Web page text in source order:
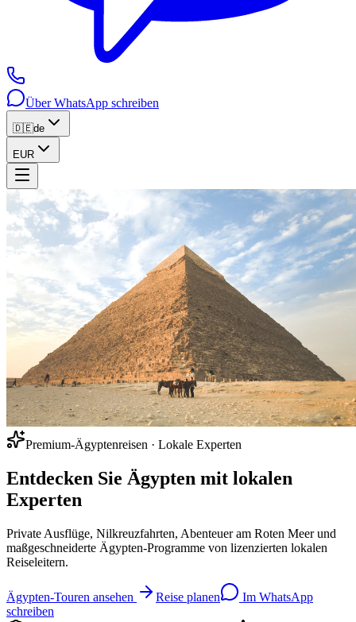
Über WhatsApp schreiben
🇩🇪de
EUR
Premium-Ägyptenreisen · Lokale Experten
Entdecken Sie Ägypten mit lokalen
Experten
Private Ausflüge, Nilkreuzfahrten, Abenteuer am Roten Meer und
maßgeschneiderte Ägypten-Programme von lizenzierten lokalen
Reiseleitern.
Ägypten-Touren ansehen Reise planen
Im WhatsApp
schreiben